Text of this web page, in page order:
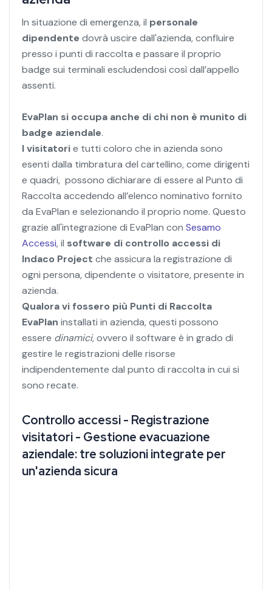
In situazione di emergenza, il personale
dipendente dovrà uscire dall'azienda, confluire
presso i punti di raccolta e passare il proprio
badge sui terminali escludendosi così dall’appello
assenti.
EvaPlan si occupa anche di chi non è munito di
badge aziendale.
I visitatorie tutti coloro che in azienda sono
esenti dalla timbratura del cartellino, come dirigenti
e quadri, possono dichiarare di essere al Punto di
Raccolta accedendo all’elenco nominativo fornito
da EvaPlan e selezionando il proprio nome. Questo
grazie all'integrazione di EvaPlan con Sesamo
Accessi, il software di controllo accessi di
Indaco Project che assicura la registrazione di
ogni persona, dipendente o visitatore, presente in
azienda.
Qualora vi fossero più Punti di Raccolta
EvaPlan installati in azienda, questi possono
essere dinamici, ovvero il software è in grado di
gestire le registrazioni delle risorse
indipendentemente dal punto di raccolta in cui si
sono recate.
Controllo accessi - Registrazione
visitatori - Gestione evacuazione
aziendale: tre soluzioni integrate per
un'azienda sicura